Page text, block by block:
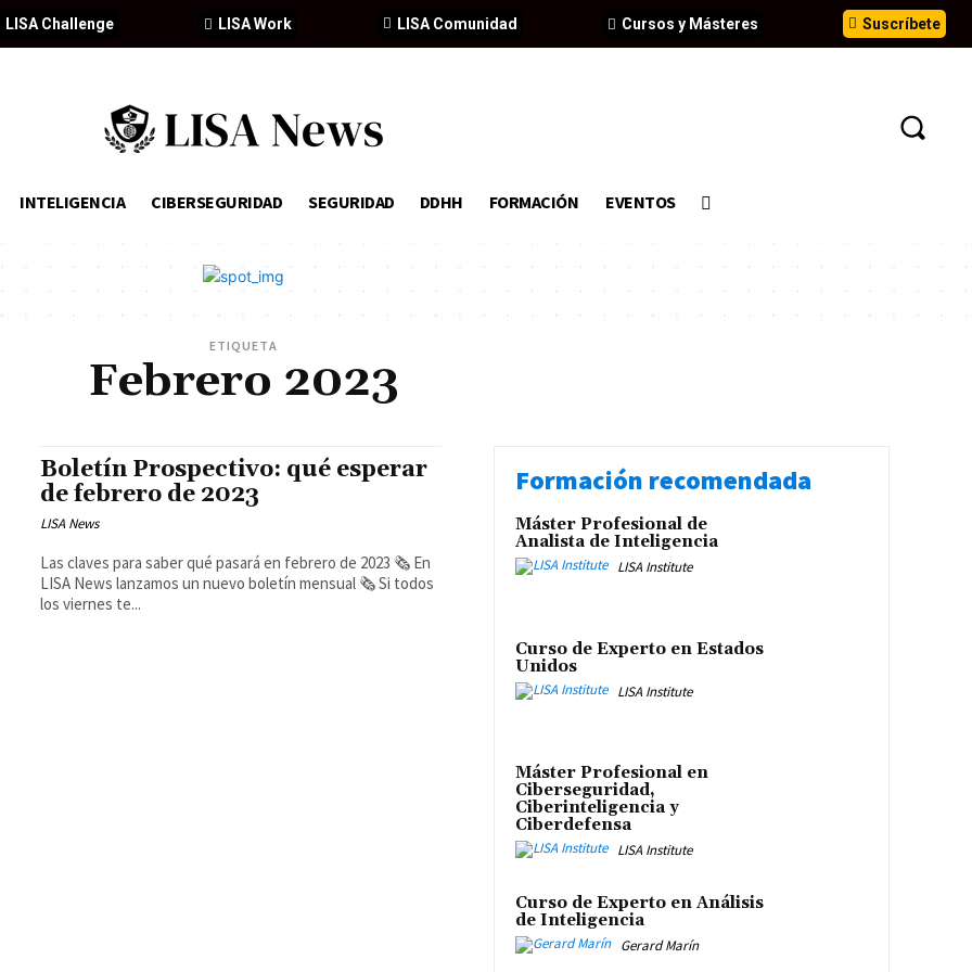
Suscríbete
Cursos y Másteres
LISA Comunidad
LISA Work
LISA Challenge
INTELIGENCIA CIBERSEGURIDAD SEGURIDAD DDHH FORMACIÓN EVENTOS
ETIQUETA
Febrero 2023
Boletín Prospectivo: qué esperar
de febrero de 2023
LISA News
Las claves para saber qué pasará en febrero de 2023 🗞️ En
LISA News lanzamos un nuevo boletín mensual 🗞️ Si todos
los viernes te...
Formación recomendada
Máster Profesional de
Analista de Inteligencia
LISA Institute
Curso de Experto en Estados
Unidos
LISA Institute
Máster Profesional en
Ciberseguridad,
Ciberinteligencia y
Ciberdefensa
LISA Institute
Curso de Experto en Análisis
de Inteligencia
Gerard Marín